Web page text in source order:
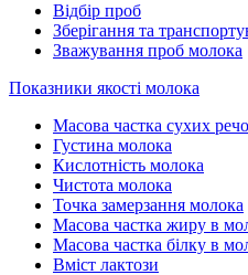
Відбір проб
Зберігання та
Зважування проб молока
Показники якості молока
Масова частка сухих
Густина молока
Кислотність молока
Чистота молока
Точка замерзання молока
Масова частка жиру в
Масова частка білку в
Вміст лактози